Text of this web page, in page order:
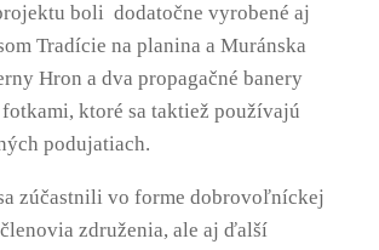
boli dodatočne vyrobené aj
Tradície na planina a Muránska
Hron a dva propagačné banery
ktoré sa taktiež používajú
podujatiach.
zúčastnili vo forme dobrovoľníckej
združenia, ale aj ďalší